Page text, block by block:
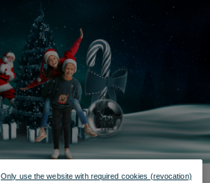
Only use the website with required cookies (revocation)